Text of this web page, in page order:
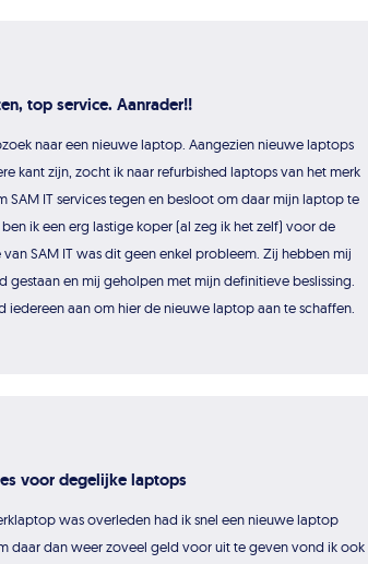
top service. Aanrader!!
naar een nieuwe laptop. Aangezien nieuwe laptops
kant zijn, zocht ik naar refurbished laptops van het merk
SAM IT services tegen en besloot om daar mijn laptop te
ik een erg lastige koper (al zeg ik het zelf) voor de
van SAM IT was dit geen enkel probleem. Zij hebben mij
gestaan en mij geholpen met mijn definitieve beslissing.
iedereen aan om hier de nieuwe laptop aan te schaffen.
voor degelijke laptops
was overleden had ik snel een nieuwe laptop
daar dan weer zoveel geld voor uit te geven vond ik ook